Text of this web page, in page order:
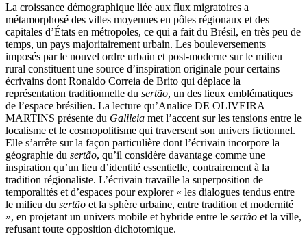
La croissance démographique liée aux flux migratoires a
métamorphosé des villes moyennes en pôles régionaux et des
capitales d’États en métropoles, ce qui a fait du Brésil, en très peu de
temps, un pays majoritairement urbain. Les bouleversements
imposés par le nouvel ordre urbain et post-moderne sur le milieu
rural constituent une source d’inspiration originale pour certains
écrivains dont Ronaldo Correia de Brito qui déplace la
représentation traditionnelle du sertão, un des lieux emblématiques
de l’espace brésilien. La lecture qu’Analice DE OLIVEIRA
MARTINS présente du Galileia met l’accent sur les tensions entre le
localisme et le cosmopolitisme qui traversent son univers fictionnel.
Elle s’arrête sur la façon particulière dont l’écrivain incorpore la
géographie du sertão, qu’il considère davantage comme une
inspiration qu’un lieu d’identité essentielle, contrairement à la
tradition régionaliste. L’écrivain travaille la superposition de
temporalités et d’espaces pour explorer « les dialogues tendus entre
le milieu du sertão et la sphère urbaine, entre tradition et modernité
», en projetant un univers mobile et hybride entre le sertão et la ville,
refusant toute opposition dichotomique.